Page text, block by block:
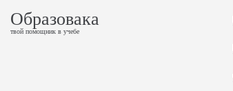
Образовака
твой помощник в учебе